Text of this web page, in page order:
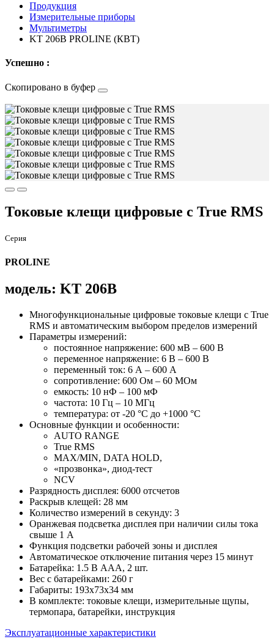
Продукция
Измерительные приборы
Мультиметры
KT 206B PROLINE (КВТ)
Успешно :
Скопировано в буфер
Токовые клещи цифровые c True RMS
Серия
PROLINE
модель: KT 206B
Многофункциональные цифровые токовые клещи с True
RMS и автоматическим выбором пределов измерений
Параметры измерений:
постоянное напряжение: 600 мВ – 600 В
переменное напряжение: 6 В – 600 В
переменный ток: 6 А – 600 А
сопротивление: 600 Ом – 60 МОм
емкость: 10 нФ – 100 мФ
частота: 10 Гц – 10 МГц
температура: от -20 °С до +1000 °С
Основные функции и особенности:
AUTO RANGE
True RMS
MAX/MIN, DATA HOLD,
«прозвонка», диод-тест
NCV
Разрядность дисплея: 6000 отсчетов
Раскрыв клещей: 28 мм
Количество измерений в секунду: 3
Оранжевая подсветка дисплея при наличии силы тока
свыше 1 А
Функция подсветки рабочей зоны и дисплея
Автоматическое отключение питания через 15 минут
Батарейка: 1.5 В ААА, 2 шт.
Вес с батарейками: 260 г
Габариты: 193х73х34 мм
В комплекте: токовые клещи, измерительные щупы,
термопара, батарейки, инструкция
Эксплуатационные характеристики